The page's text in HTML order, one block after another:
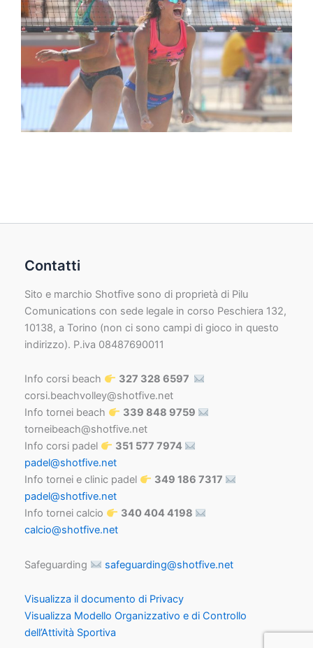
Contatti
Sito e marchio Shotfive sono di proprietà di Pilu
Comunications con sede legale in corso Peschiera 132,
10138, a Torino (non ci sono campi di gioco in questo
indirizzo). P.iva 08487690011
Info corsi beach
327 328 6597
corsi.beachvolley@shotfive.net
Info tornei beach
339 848 9759
torneibeach@shotfive.net
Info corsi padel
351 577 7974
padel@shotfive.net
Info tornei e clinic padel
349 186 7317
padel@shotfive.net
Info tornei calcio
340 404 4198
calcio@shotfive.net
Safeguarding safeguarding@shotfive.net
Visualizza il documento di Privacy
Visualizza Modello Organizzativo e di Controllo
dell’Attività Sportiva